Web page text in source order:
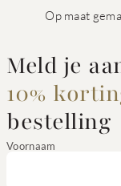
Op maat
Meld je
10%
bestelling
Voornaam